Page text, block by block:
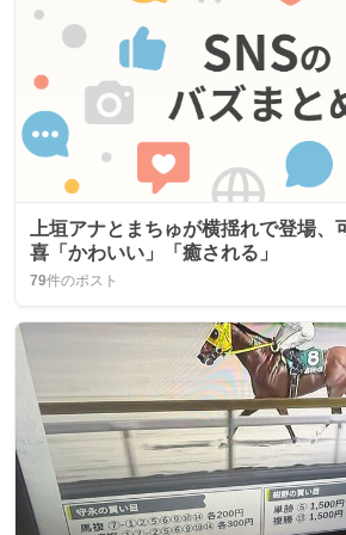
上垣アナとまちゅが横揺れで登場、
喜「かわいい」「癒される」
79件のポスト